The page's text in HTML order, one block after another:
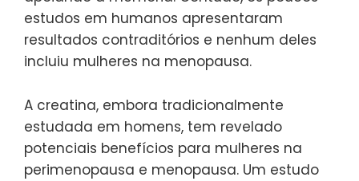
estudos em humanos apresentaram
resultados contraditórios e nenhum deles
incluiu mulheres na menopausa.
A creatina, embora tradicionalmente
estudada em homens, tem revelado
potenciais benefícios para mulheres na
perimenopausa e menopausa. Um estudo